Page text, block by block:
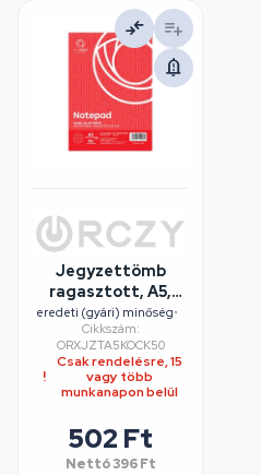
Jegyzettömb
ragasztott, A5,
50lap, Bluering®
kockás
eredeti (gyári) minőség•
Cikkszám:
ORXJZTA5KOCK50
Csak rendelésre, 15
vagy több
munkanapon belül
502 Ft
Nettó396 Ft